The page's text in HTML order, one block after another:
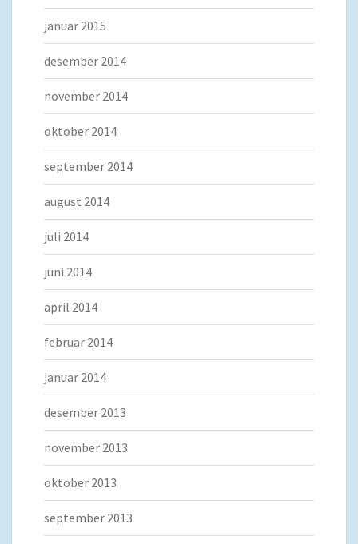
januar 2015
desember 2014
november 2014
oktober 2014
september 2014
august 2014
juli 2014
juni 2014
april 2014
februar 2014
januar 2014
desember 2013
november 2013
oktober 2013
september 2013